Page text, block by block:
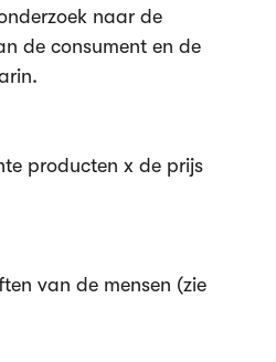
naar de
de consument en de
producten x de prijs
van de mensen (zie